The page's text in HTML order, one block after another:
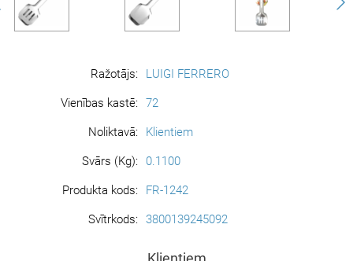
Ražotājs: LUIGI FERRERO
Vienības kastē: 72
Noliktavā: Klientiem
Svārs (Kg): 0.1100
Produkta kods: FR-1242
Svītrkods: 3800139245092